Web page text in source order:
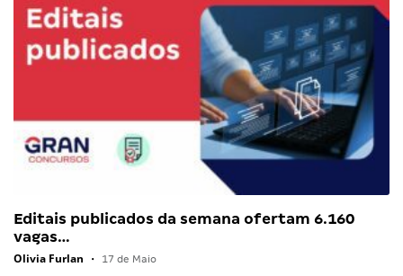
Editais publicados da semana ofertam 6.160
vagas…
Olivia Furlan • 17 de Maio